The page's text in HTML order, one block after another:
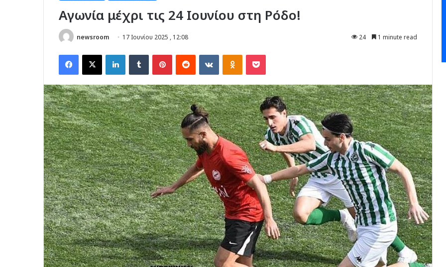
Αγωνία μέχρι τις 24 Ιουνίου στη Ρόδο!
newsroom 17 Ιουνίου 2025 , 12:08 24 1 minute read
Facebook
X LinkedInTumblr PinterestReddit VKontakteOdnoklassniki
Pocket